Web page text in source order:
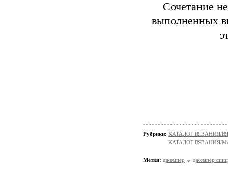
Сочетание
выполненных
Рубрики: КАТАЛОГ ВЯЗАНИЯ/
КАТАЛОГ ВЯЗАНИЯ/
Метки: джемпер джемпер